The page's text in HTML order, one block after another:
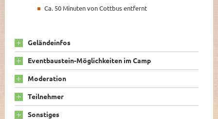
Ca. 50 Minuten von Cottbus entfernt
Geländeinfos
Eventbaustein-Möglichkeiten im Camp
Moderation
Teilnehmer
Sonstiges